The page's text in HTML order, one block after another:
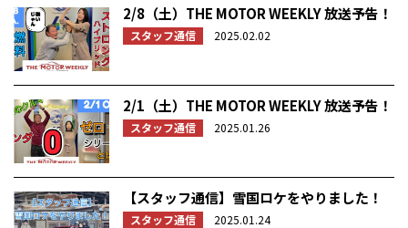
2/8（土）THE MOTOR WEEKLY 放送予告！
スタッフ通信 2025.02.02
2/1（土）THE MOTOR WEEKLY 放送予告！
スタッフ通信 2025.01.26
【スタッフ通信】雪国ロケをやりました！
スタッフ通信 2025.01.24